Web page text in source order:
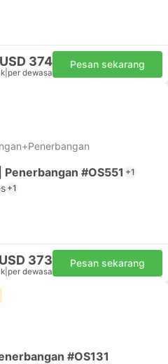
USD 374
per dewasa
Pesan sekarang
Penerbangan #OS551 +1
+1
USD 373
per dewasa
Pesan sekarang
#OS131